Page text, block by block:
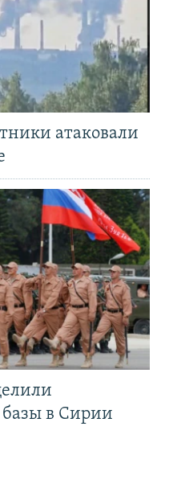
атаковали
в Сирии